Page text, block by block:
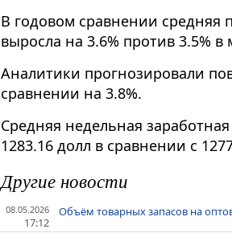
В годовом сравнении средняя
выросла на 3.6% против 3.5% в
Аналитики прогнозировали
сравнении на 3.8%.
Средняя недельная
1283.16 долл в сравнении с
Другие новости
08.05.2026
17:12
Объём товарных запасов на